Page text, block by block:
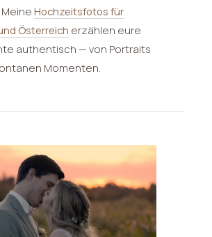
Hochzeitsfotos für
Österreich erzählen eure
authentisch — von Portraits
Momenten.